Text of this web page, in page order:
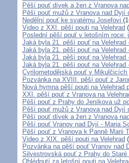
Pěší pouť dívek a žen z Vranova
Pěší pouť mužů z Vranova nad Dyjí
Nedělní pouť ke svatému Josefovi
Video z XXI. pěší pouti na Velehrad
Poslední pěší pouť v letošním roce:
Jaká byla 21. pěší pouť na Velehrad
Jaká byla 21. pěší pouť na Velehrad
Jaká byla 21. pěší pouť na Velehrad
Jaká byla 21. pěší pouť na Velehrad
Cyrilometodějská pouť v Mikulčicích
Pozvánka na XVIII. pěší pouť z
Nová hymna pěší pouti na Velehrad
XXI. pěší pouť z Vranova na
Pěší pouť z Prahy do Jeníkova už
Pěší pouť mužů z Vranova nad Dyjí
Pěší pouť dívek a žen z Vranova
Pěší pouť Vranov nad Dyjí - Maria
Pěší pouť z Vranova k Panně Marii
Video z XIX. pěší pouti na Velehrad
Pozvánka na pěší pouť Vranov nad
Silvestrovská pouť z Prahy do
Ohlédnutí za letošní pouti na